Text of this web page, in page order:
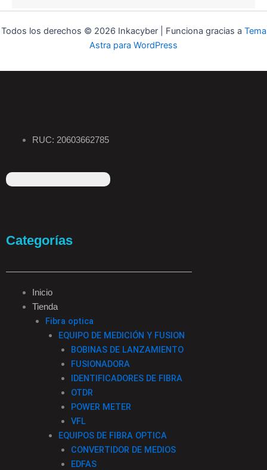
Todos los derechos © 2026 Inkacyber | Funciona gracias a Tema
Astra para WordPress
RUC: 20603662785
a
e
b
n
a
g
r
a
m
o
k
e
d
i
n
Categorías
Inicio
Tienda
Fibra optica
EQUIPO DE MEDICIÓN Y FUSION
BOBINAS DE LANZAMIENTO
FUSIONADORA
IDENTIFICADORES DE FIBRA
OTDR
POWER METER
VFL
EQUIPOS DE FIBRA OPTICA
CONVERTIDOR DE MEDIOS
EDFAS